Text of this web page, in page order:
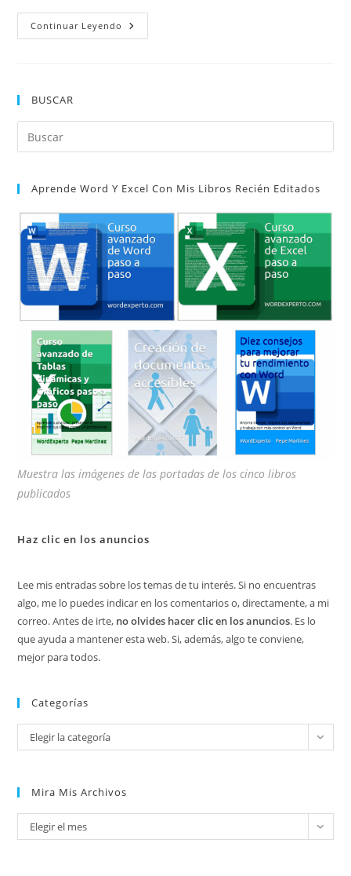
Continuar Leyendo Insertar
Ilustraciones
BUSCAR
Aprende Word Y Excel Con Mis Libros Recién Editados
Muestra las imágenes de las portadas de los cinco libros
publicados
Haz clic en los anuncios
Lee mis entradas sobre los temas de tu interés. Si no encuentras
algo, me lo puedes indicar en los comentarios o, directamente, a mi
correo. Antes de irte, no olvides hacer clic en los anuncios. Es lo
que ayuda a mantener esta web. Si, además, algo te conviene,
mejor para todos.
Categorías
Categorías
Elegir la categoría
Mira Mis Archivos
Mira
mis
Elegir el mes